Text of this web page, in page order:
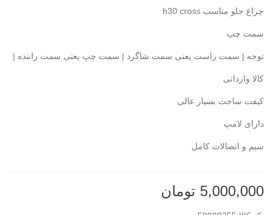
چراغ جلو مناسب h30 cross
سمت چپ
توجه | سمت راست یعنی سمت شاگرد | سمت چپ یعنی سمت راننده |
کالا وارداتی
کیفت ساخت بسیار عالی
دارای لامپ
سیم و اتصالات کامل
5,000,000 تومان